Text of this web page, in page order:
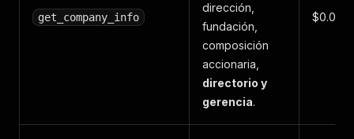
get_company_info
dirección,
fundación,
composición
accionaria,
directorio y
gerencia.
$0.002